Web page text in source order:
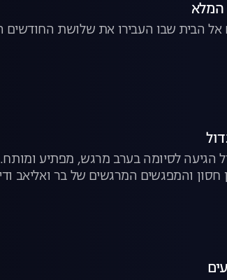
המלא
אל הבית שבו העבירו את שלושת החודשים
הגדול הגיעה לסיומה בערב מרגש, מפתיע
והמפגשים המרגשים של בר ואליאב